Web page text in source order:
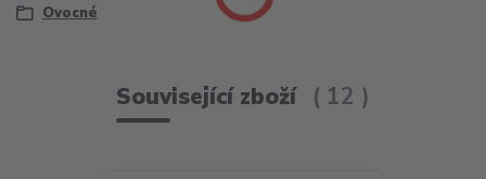
Ovocné
Související zboží 12